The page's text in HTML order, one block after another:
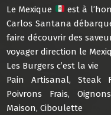
Le Mexique
est à
Carlos Santana
faire découvrir des
voyager direction le
Les Burgers c’est la vie
Pain Artisanal, Steak
Poivrons Frais,
Maison, Ciboulette